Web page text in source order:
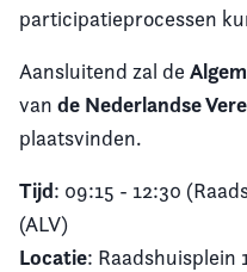
participatieprocessen
Aansluitend zal de
van de Nederlandse
plaatsvinden.
Tijd: 09:15 - 12:30
(ALV)
Locatie: Raadshuisplein